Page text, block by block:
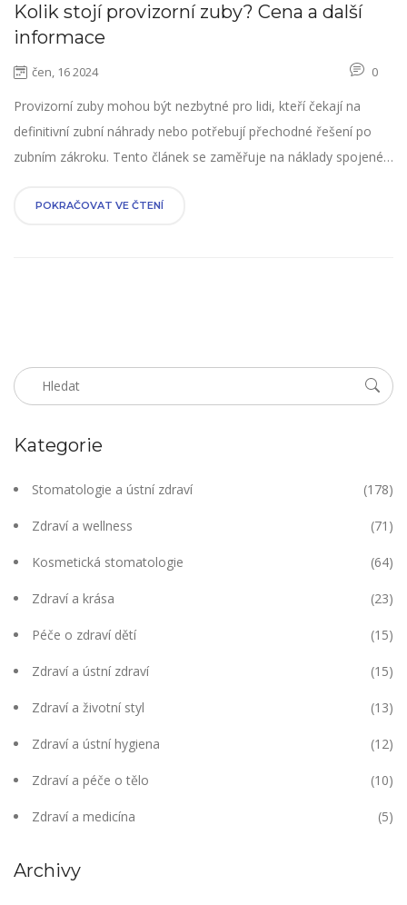
Kolik stojí provizorní zuby? Cena a další
informace
čen, 16 2024 0
Provizorní zuby mohou být nezbytné pro lidi, kteří čekají na
definitivní zubní náhrady nebo potřebují přechodné řešení po
zubním zákroku. Tento článek se zaměřuje na náklady spojené s
co by měli pacienti myslet, když si vybírají tuto možnost. Nabízí
POKRAČOVAT VE ČTENÍ
Kategorie
Stomatologie a ústní zdraví (178)
Zdraví a wellness (71)
Kosmetická stomatologie (64)
Zdraví a krása (23)
Péče o zdraví dětí (15)
Zdraví a ústní zdraví (15)
Zdraví a životní styl (13)
Zdraví a ústní hygiena (12)
Zdraví a péče o tělo (10)
Zdraví a medicína (5)
Archivy